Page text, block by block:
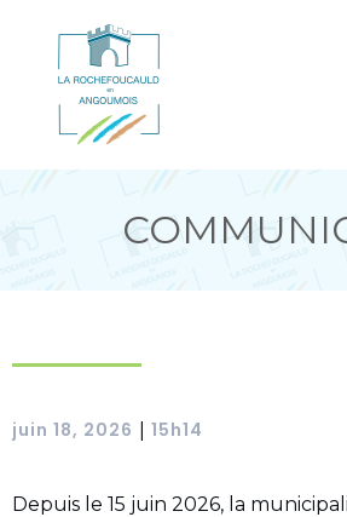
juin 18, 2026 15h14
Depuis le 15 juin 2026, la